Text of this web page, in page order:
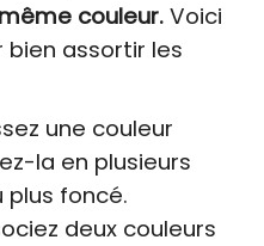
couleur. Voici
bien assortir les
une couleur
la en plusieurs
plus foncé.
deux couleurs